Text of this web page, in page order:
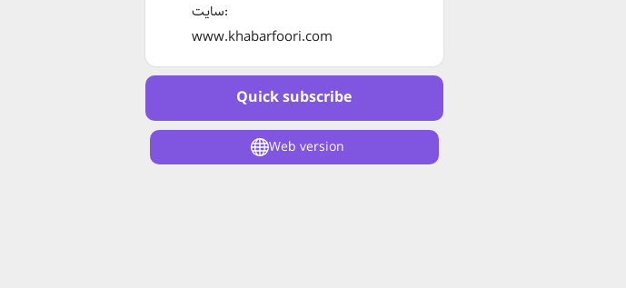
سایت:
www.khabarfoori.com
Quick subscribe
Web version